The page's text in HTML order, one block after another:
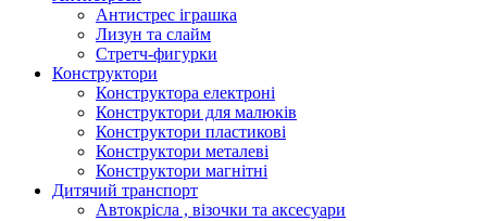
Антистрес іграшка
Лизун та слайм
Стретч-фигурки
Конструктори
Конструктора електроні
Конструктори для малюків
Конструктори пластикові
Конструктори металеві
Конструктори магнітні
Дитячий транспорт
Автокрісла , візочки та аксесуари